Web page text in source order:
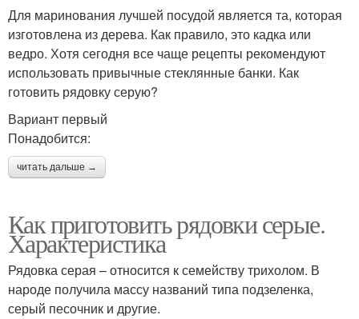
Для маринования лучшей посудой является та, которая
изготовлена из дерева. Как правило, это кадка или
ведро. Хотя сегодня все чаще рецепты рекомендуют
использовать привычные стеклянные банки. Как
готовить рядовку серую?
Вариант первый
Понадобится:
читать дальше →
Как приготовить рядовки серые.
Характеристика
Рядовка серая – относится к семейству трихолом. В
народе получила массу названий типа подзеленка,
серый песочник и другие.